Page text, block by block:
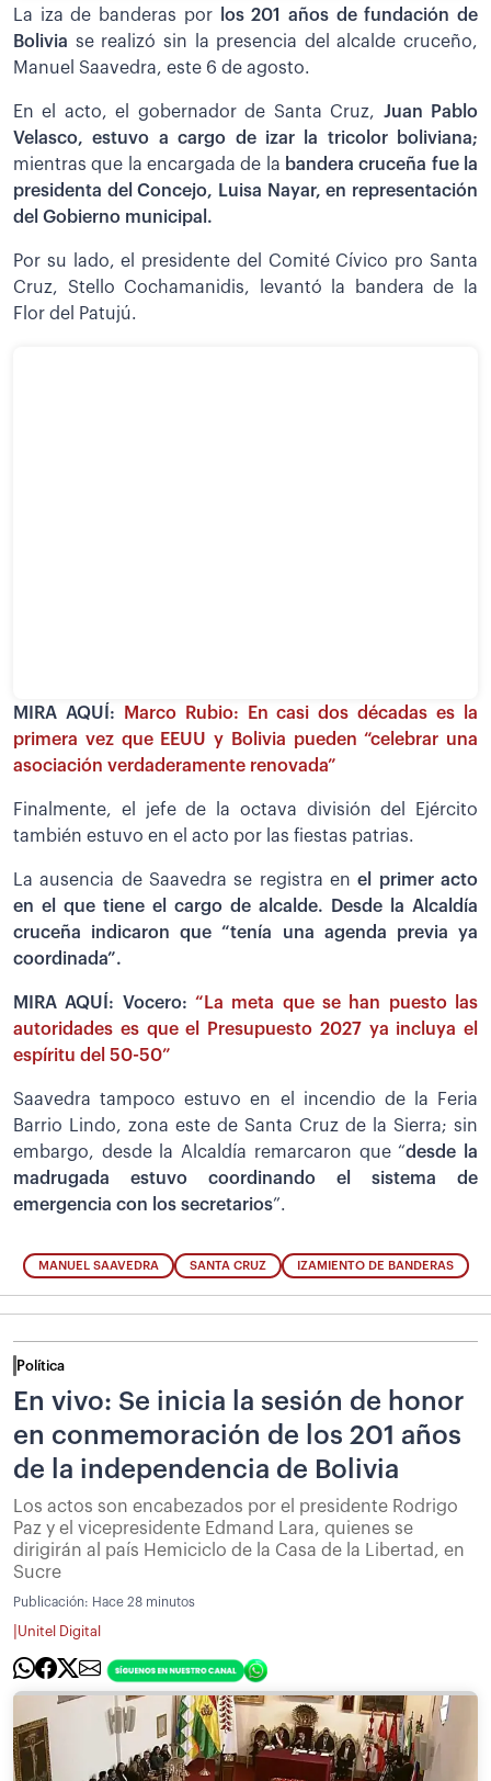
La iza de banderas por
los 201 años de fundación de
Bolivia se realizó sin la presencia del alcalde cruceño,
Manuel Saavedra, este 6 de agosto.
En el acto, el gobernador de Santa Cruz, Juan Pablo
Velasco, estuvo a cargo de izar la tricolor boliviana;
mientras que la encargada de la bandera cruceña fue la
presidenta del Concejo, Luisa Nayar, en representación
del Gobierno municipal.
Por su lado, el presidente del Comité Cívico pro Santa
Cruz, Stello Cochamanidis, levantó la bandera de la
Flor del Patujú.
MIRA AQUÍ:
Marco Rubio: En casi dos décadas es la
primera vez que EEUU y Bolivia pueden “celebrar una
asociación verdaderamente renovada”
Finalmente, el jefe de la octava división del Ejército
también estuvo en el acto por las fiestas patrias.
La ausencia de Saavedra se registra enel primer acto
en el que tiene el cargo de alcalde. Desde la Alcaldía
cruceña indicaron que “tenía una agenda previa ya
coordinada”.
MIRA AQUÍ: Vocero: “La meta que se han puesto las
autoridades es que el Presupuesto 2027 ya incluya el
espíritu del 50-50”
Saavedra tampoco estuvo en el incendio de la Feria
Barrio Lindo, zona este de Santa Cruz de la Sierra; sin
embargo, desde la Alcaldía remarcaron que “desde la
madrugada estuvo coordinando el sistema de
emergencia con los secretarios”.
MANUEL SAAVEDRA SANTA CRUZ IZAMIENTO DE BANDERAS
Política
En vivo: Se inicia la sesión de honor
en conmemoración de los 201 años
de la independencia de Bolivia
Los actos son encabezados por el presidente Rodrigo
Paz y el vicepresidente Edmand Lara, quienes se
dirigirán al país Hemiciclo de la Casa de la Libertad, en
Sucre
Publicación: Hace 28 minutos
Unitel Digital